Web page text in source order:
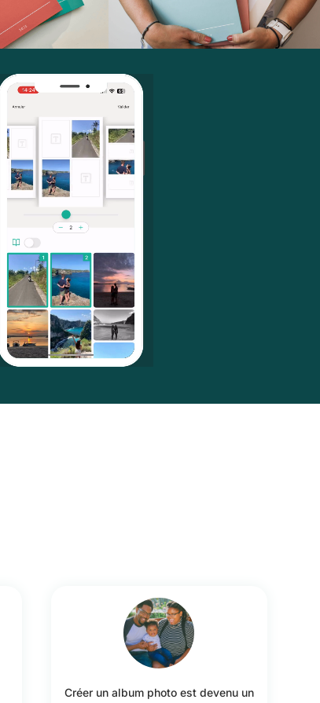
Créer un album photo est devenu un